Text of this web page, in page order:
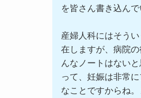
を皆さん書き込んで
産婦人科にはそう
在しますが、病院
んなノートはない
って、妊娠は非常
なことですからね